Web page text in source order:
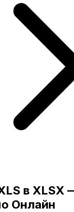
в XLSX
Онлайн